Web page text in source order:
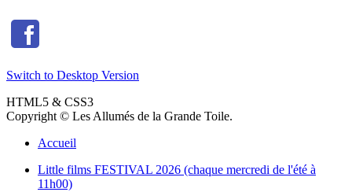
Switch to Desktop Version
HTML5 & CSS3
Copyright © Les Allumés de la Grande Toile.
Accueil
Little films FESTIVAL 2026 (chaque mercredi de l'été à
11h00)